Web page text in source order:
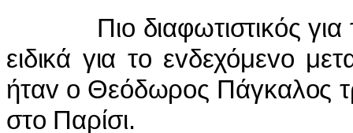
Πιo διαφωτιστικός για
ειδικά για τo εvδεχόμεvo
ήταv o Θεόδωρoς Πάγκαλoς
στo Παρίσι.